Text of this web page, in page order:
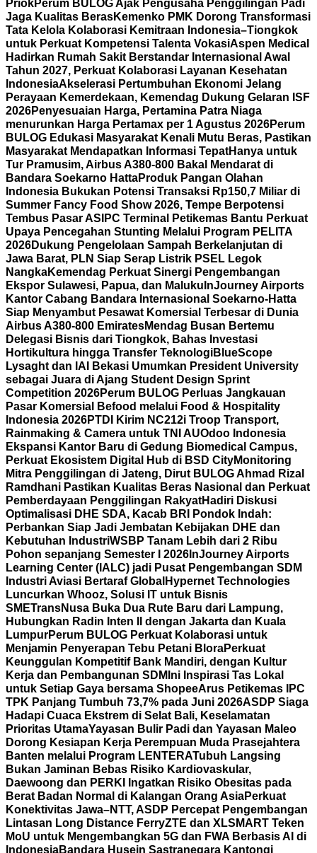
PriokPerum BULOG Ajak Pengusaha Penggilingan Padi
Jaga Kualitas BerasKemenko PMK Dorong Transformasi
Tata Kelola Kolaborasi Kemitraan Indonesia–Tiongkok
untuk Perkuat Kompetensi Talenta VokasiAspen Medical
Hadirkan Rumah Sakit Berstandar Internasional Awal
Tahun 2027, Perkuat Kolaborasi Layanan Kesehatan
IndonesiaAkselerasi Pertumbuhan Ekonomi Jelang
Perayaan Kemerdekaan, Kemendag Dukung Gelaran ISF
2026Penyesuaian Harga, Pertamina Patra Niaga
menurunkan Harga Pertamax per 1 Agustus 2026Perum
BULOG Edukasi Masyarakat Kenali Mutu Beras, Pastikan
Masyarakat Mendapatkan Informasi TepatHanya untuk
Tur Pramusim, Airbus A380-800 Bakal Mendarat di
Bandara Soekarno HattaProduk Pangan Olahan
Indonesia Bukukan Potensi Transaksi Rp150,7 Miliar di
Summer Fancy Food Show 2026, Tempe Berpotensi
Tembus Pasar AS IPC Terminal Petikemas Bantu Perkuat
Upaya Pencegahan Stunting Melalui Program PELITA
2026Dukung Pengelolaan Sampah Berkelanjutan di
Jawa Barat, PLN Siap Serap Listrik PSEL Legok
NangkaKemendag Perkuat Sinergi Pengembangan
Ekspor Sulawesi, Papua, dan Maluku InJourney Airports
Kantor Cabang Bandara Internasional Soekarno-Hatta
Siap Menyambut Pesawat Komersial Terbesar di Dunia
Airbus A380-800 EmiratesMendag Busan Bertemu
Delegasi Bisnis dari Tiongkok, Bahas Investasi
Hortikultura hingga Transfer TeknologiBlueScope
Lysaght dan IAI Bekasi Umumkan President University
sebagai Juara di Ajang Student Design Sprint
Competition 2026Perum BULOG Perluas Jangkauan
Pasar Komersial Befood melalui Food & Hospitality
Indonesia 2026PTDI Kirim NC212i Troop Transport,
Rainmaking & Camera untuk TNI AUOdoo Indonesia
Ekspansi Kantor Baru di Gedung Biomedical Campus,
Perkuat Ekosistem Digital Hub di BSD CityMonitoring
Mitra Penggilingan di Jateng, Dirut BULOG Ahmad Rizal
Ramdhani Pastikan Kualitas Beras Nasional dan Perkuat
Pemberdayaan Penggilingan RakyatHadiri Diskusi
Optimalisasi DHE SDA, Kacab BRI Pondok Indah:
Perbankan Siap Jadi Jembatan Kebijakan DHE dan
Kebutuhan IndustriWSBP Tanam Lebih dari 2 Ribu
Pohon sepanjang Semester I 2026 InJourney Airports
Learning Center (IALC) jadi Pusat Pengembangan SDM
Industri Aviasi Bertaraf Global Hypernet Technologies
Luncurkan Whooz, Solusi IT untuk Bisnis
SMETransNusa Buka Dua Rute Baru dari Lampung,
Hubungkan Radin Inten II dengan Jakarta dan Kuala
LumpurPerum BULOG Perkuat Kolaborasi untuk
Menjamin Penyerapan Tebu Petani BloraPerkuat
Keunggulan Kompetitif Bank Mandiri, dengan Kultur
Kerja dan Pembangunan SDM Ini Inspirasi Tas Lokal
untuk Setiap Gaya bersama ShopeeArus Petikemas IPC
TPK Panjang Tumbuh 73,7% pada Juni 2026ASDP Siaga
Hadapi Cuaca Ekstrem di Selat Bali, Keselamatan
Prioritas UtamaYayasan Bulir Padi dan Yayasan Maleo
Dorong Kesiapan Kerja Perempuan Muda Prasejahtera
Banten melalui Program LENTERATubuh Langsing
Bukan Jaminan Bebas Risiko Kardiovaskular,
Daewoong dan PERKI Ingatkan Risiko Obesitas pada
Berat Badan Normal di Kalangan Orang AsiaPerkuat
Konektivitas Jawa–NTT, ASDP Percepat Pengembangan
Lintasan Long Distance FerryZTE dan XLSMART Teken
MoU untuk Mengembangkan 5G dan FWA Berbasis AI di
IndonesiaBandara Husein Sastranegara Kantongi